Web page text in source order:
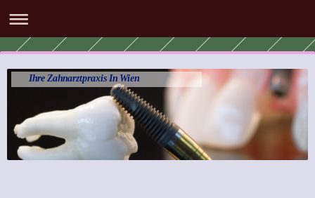
Ihre Zahnarztpraxis In Wien